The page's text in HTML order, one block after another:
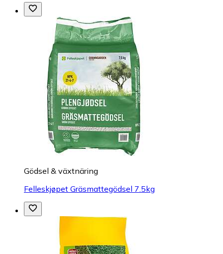
Gödsel & växtnäring
Felleskjøpet Gräsmattegödsel 7.5kg